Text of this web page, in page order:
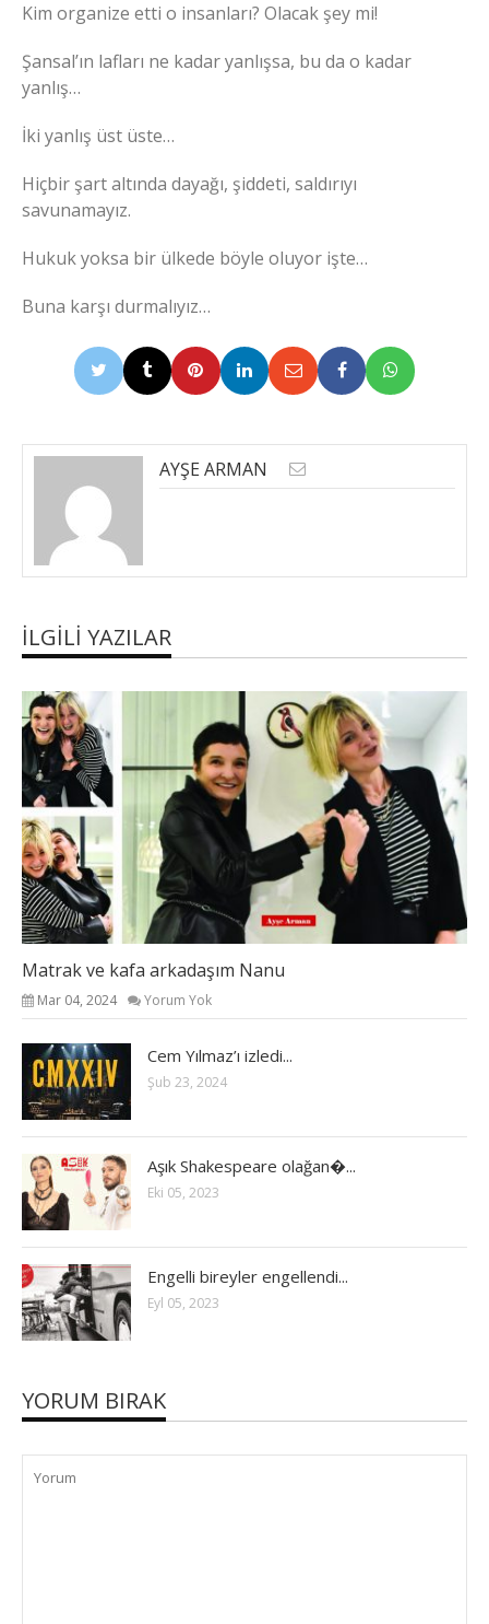
Kim organize etti o insanları? Olacak şey mi!
Şansal’ın lafları ne kadar yanlışsa, bu da o kadar
yanlış…
İki yanlış üst üste…
Hiçbir şart altında dayağı, şiddeti, saldırıyı
savunamayız.
Hukuk yoksa bir ülkede böyle oluyor işte…
Buna karşı durmalıyız…
AYŞE ARMAN
İLGILI YAZILAR
Matrak ve kafa arkadaşım Nanu
Mar 04, 2024 Yorum Yok
Cem Yılmaz’ı izledi...
Şub 23, 2024
Aşık Shakespeare olağan�...
Eki 05, 2023
Engelli bireyler engellendi...
Eyl 05, 2023
YORUM BIRAK